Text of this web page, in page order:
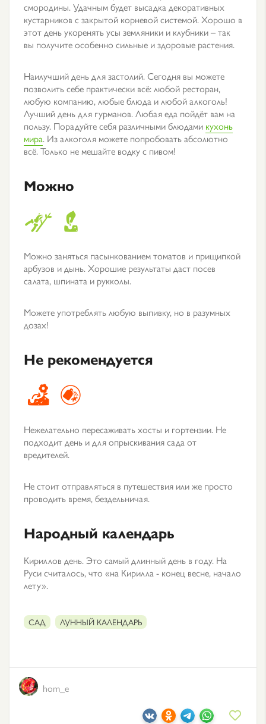
смородины. Удачным будет высадка декоративных
кустарников с закрытой корневой системой. Хорошо в
этот день укоренять усы земляники и клубники – так
вы получите особенно сильные и здоровые растения.
Наилучший день для застолий. Сегодня вы можете
позволить себе практически всё: любой ресторан,
любую компанию, любые блюда и любой алкоголь!
Лучший день для гурманов. Любая еда пойдёт вам на
пользу. Порадуйте себя различными блюдами кухонь
мира. Из алкоголя можете попробовать абсолютно
всё. Только не мешайте водку с пивом!
Можно
Можно заняться пасынкованием томатов и прищипкой
арбузов и дынь. Хорошие результаты даст посев
салата, шпината и рукколы.
Можете употреблять любую выпивку, но в разумных
дозах!
Не рекомендуется
Нежелательно пересаживать хосты и гортензии. Не
подходит день и для опрыскивания сада от
вредителей.
Не стоит отправляться в путешествия или же просто
проводить время, бездельничая.
Народный календарь
Кириллов день. Это самый длинный день в году. На
Руси считалось, что «на Кирилла - конец весне, начало
лету».
САД ЛУННЫЙ КАЛЕНДАРЬ
hom_e